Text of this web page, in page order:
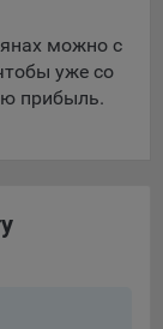
позволяет
в том числе
ограничить
и
ранее
можно с
уже со
прибыль.